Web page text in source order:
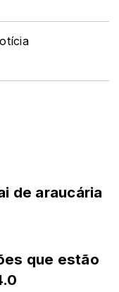
de araucária
que estão